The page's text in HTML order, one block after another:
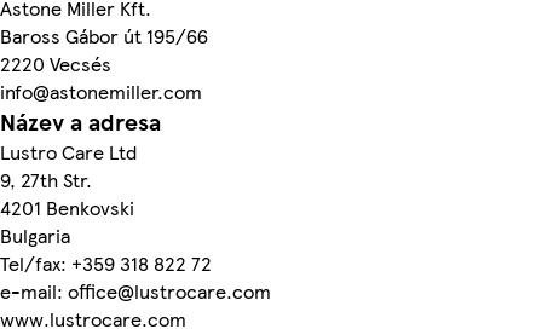
Astone Miller Kft.
Baross Gábor út 195/66
2220 Vecsés
info@astonemiller.com
Název a adresa
Lustro Care Ltd
9, 27th Str.
4201 Benkovski
Bulgaria
Tel/fax: +359 318 822 72
e-mail: office@lustrocare.com
www.lustrocare.com